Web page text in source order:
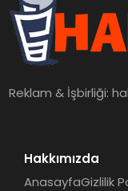
Reklam & İşbirliği:
Hakkımızda
AnasayfaGizlilik